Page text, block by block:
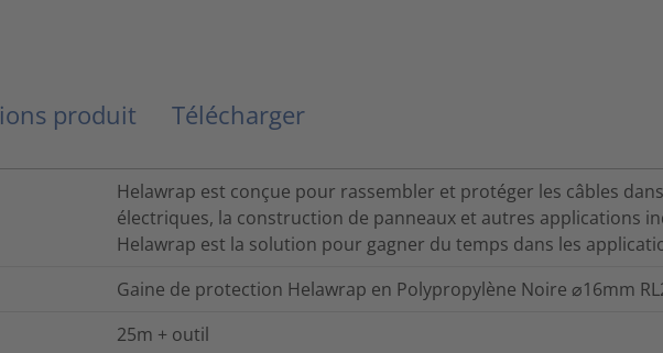
produit Télécharger
Helawrap est conçue pour rassembler et protéger les câbles
électriques, la construction de panneaux et autres applications
Helawrap est la solution pour gagner du temps dans les
Gaine de protection Helawrap en Polypropylène Noire ⌀16mm
25m + outil